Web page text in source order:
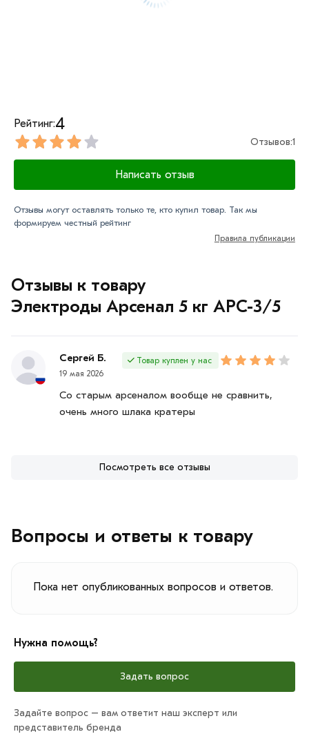
Отзывы к товару
Электроды Арсенал 5 кг АРС-3/5
Сергей Б.
19 мая 2026
Товар куплен у нас
Со старым арсеналом вообще не сравнить,
очень много шлака кратеры
Посмотреть все отзывы
Рейтинг:4
Отзывов:1
Написать отзыв
Отзывы могут оставлять только те, кто купил товар. Так мы
формируем честный рейтинг
Правила публикации
Вопросы и ответы к товару
Пока нет опубликованных вопросов и ответов.
Нужна помощь?
Задать вопрос
Задайте вопрос – вам ответит наш эксперт или
представитель бренда